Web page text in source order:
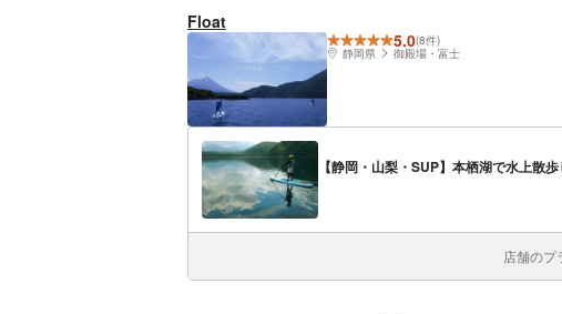
Float
5.0(8件)
静岡県
御殿場・富士
【静岡・山梨・SUP】本栖湖で水上散
店舗のプ